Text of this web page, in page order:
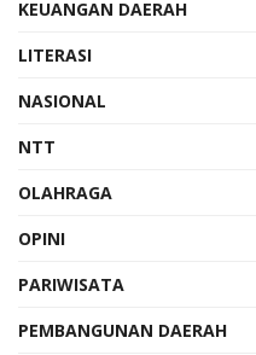
KEUANGAN DAERAH
LITERASI
NASIONAL
NTT
OLAHRAGA
OPINI
PARIWISATA
PEMBANGUNAN DAERAH